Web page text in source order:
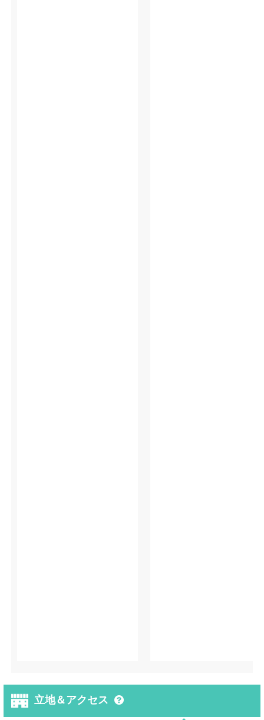
立地＆アクセス